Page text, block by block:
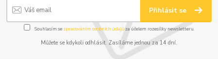
Přihlásit se
Souhlasím se zpracováním osobních údajůza účelem rozesílky newsletteru.
Můžete se kdykoli odhlásit. Zasíláme jednou za 14 dní.